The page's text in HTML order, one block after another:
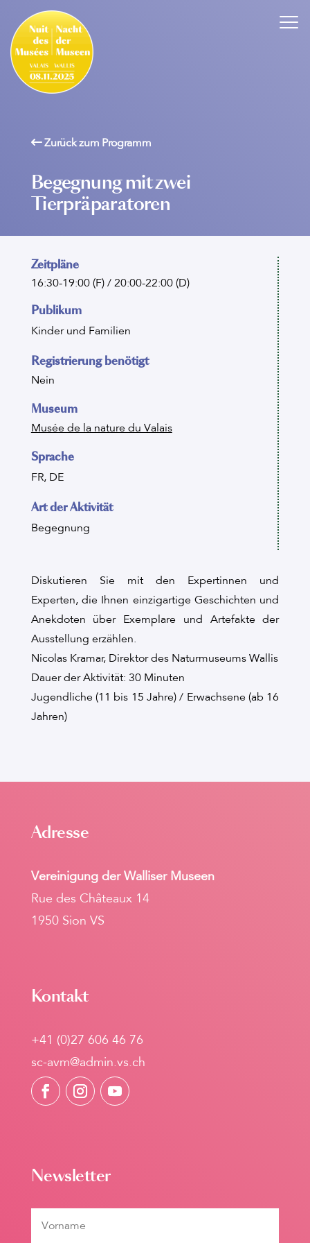
Zurück zum Programm
Begegnung mit zwei
Tierpräparatoren
Zeitpläne
16:30-19:00 (F) / 20:00-22:00 (D)
Publikum
Kinder und Familien
Registrierung benötigt
Nein
Museum
Musée de la nature du Valais
Sprache
FR, DE
Art der Aktivität
Begegnung
Diskutieren Sie mit den Expertinnen und
Experten, die Ihnen einzigartige Geschichten und
Anekdoten über Exemplare und Artefakte der
Ausstellung erzählen.
Nicolas Kramar, Direktor des Naturmuseums Wallis
Dauer der Aktivität: 30 Minuten
Jugendliche (11 bis 15 Jahre) / Erwachsene (ab 16
Jahren)
Adresse
Vereinigung der Walliser Museen
Rue des Châteaux 14
1950 Sion VS
Kontakt
+41 (0)27 606 46 76
sc-avm@admin.vs.ch
Newsletter